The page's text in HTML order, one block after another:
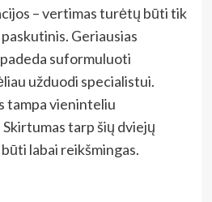
– vertimas turėtų būti tik
Geriausias
suformuluoti
užduodi specialistui.
tampa vieninteliu
tarp šių dviejų
labai reikšmingas.